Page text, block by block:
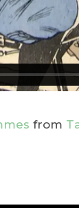
from